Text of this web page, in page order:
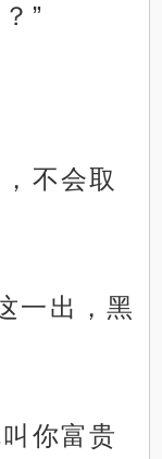
”
不会取
一出，黑
你富贵